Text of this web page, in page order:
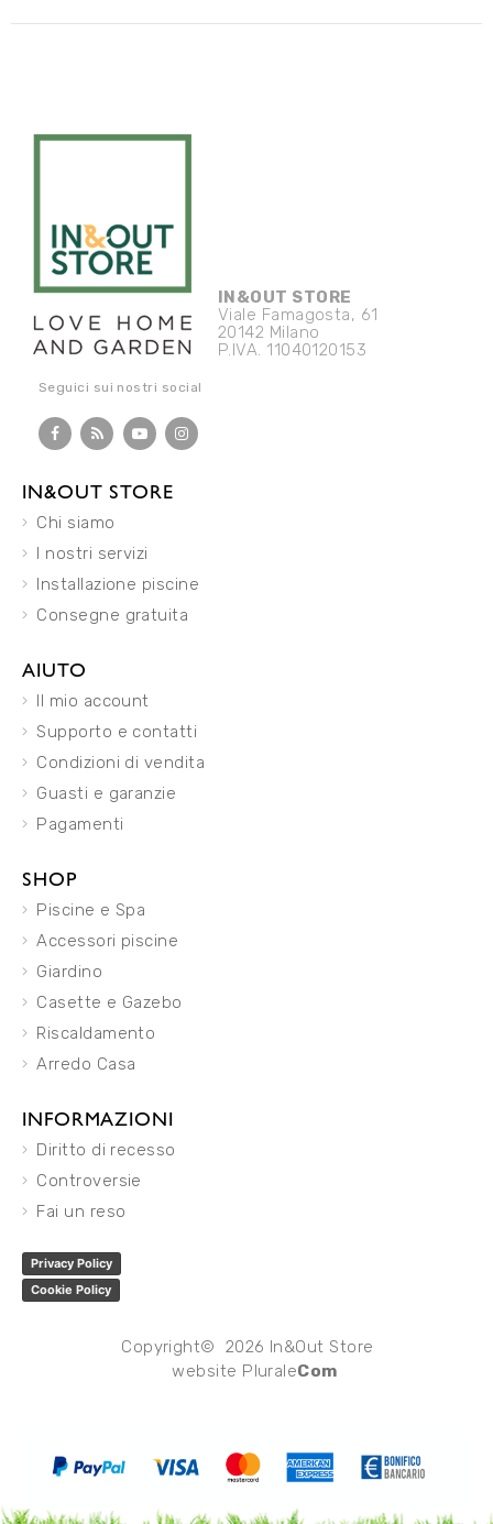
IN&OUT STORE
Viale Famagosta, 61
20142 Milano
P.IVA. 11040120153
Seguici sui nostri social
IN&OUT STORE
Chi siamo
I nostri servizi
Installazione piscine
Consegne gratuita
AIUTO
Il mio account
Supporto e contatti
Condizioni di vendita
Guasti e garanzie
Pagamenti
SHOP
Piscine e Spa
Accessori piscine
Giardino
Casette e Gazebo
Riscaldamento
Arredo Casa
INFORMAZIONI
Diritto di recesso
Controversie
Fai un reso
Privacy Policy
Cookie Policy
Copyright© 2026 In&Out Store
website PluraleCom